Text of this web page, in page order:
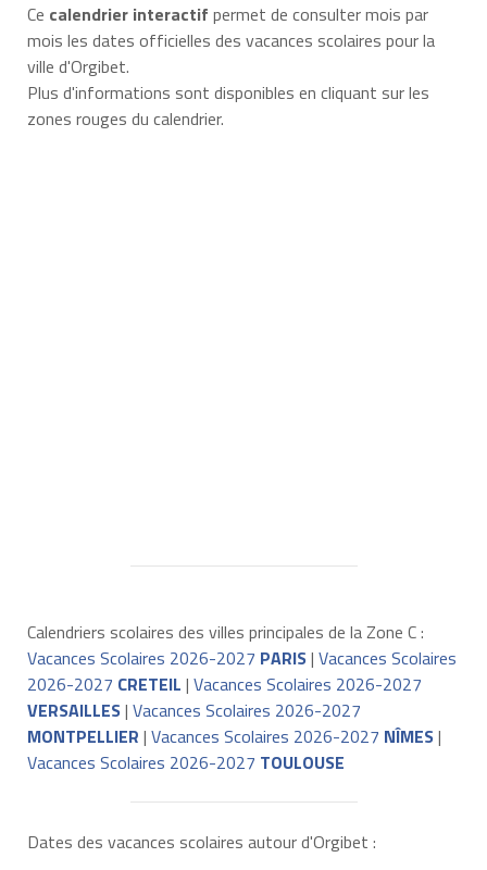
Ce calendrier interactif permet de consulter mois par
mois les dates officielles des vacances scolaires pour la
ville d'Orgibet.
Plus d'informations sont disponibles en cliquant sur les
zones rouges du calendrier.
Calendriers scolaires des villes principales de la Zone C :
Vacances Scolaires 2026-2027 PARIS| Vacances Scolaires
2026-2027 CRETEIL | Vacances Scolaires 2026-2027
VERSAILLES| Vacances Scolaires 2026-2027
MONTPELLIER | Vacances Scolaires 2026-2027 NÎMES|
Vacances Scolaires 2026-2027 TOULOUSE
Dates des vacances scolaires autour d'Orgibet :